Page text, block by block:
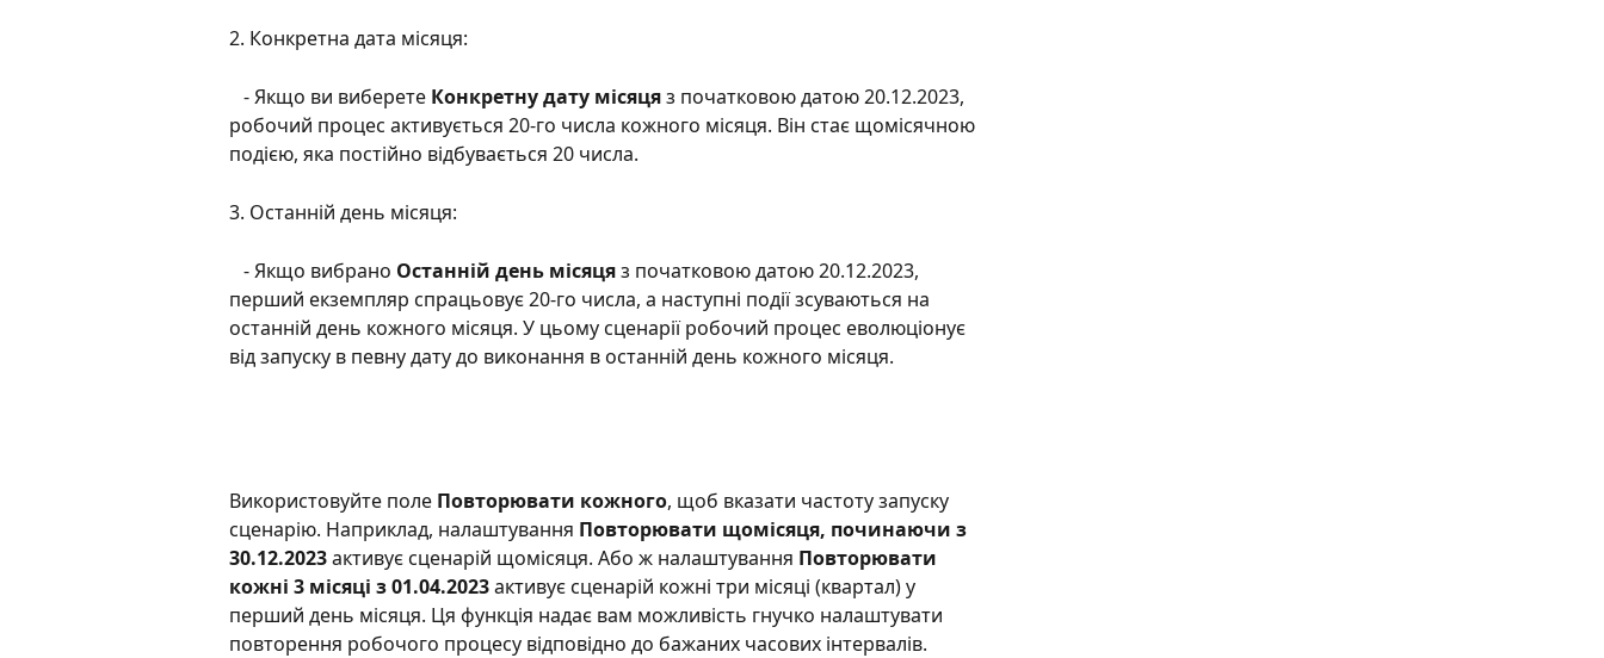
2. Конкретна дата місяця:
   - Якщо ви виберете
Конкретну дату місяця з початковою датою 20.12.2023,
робочий процес активується 20-го числа кожного місяця. Він стає щомісячною
подією, яка постійно відбувається 20 числа.
3. Останній день місяця:
   - Якщо вибрано
Останній день місяця з початковою датою 20.12.2023,
перший екземпляр спрацьовує 20-го числа, а наступні події зсуваються на
останній день кожного місяця. У цьому сценарії робочий процес еволюціонує
від запуску в певну дату до виконання в останній день кожного місяця.
Використовуйте поле Повторювати кожного, щоб вказати частоту запуску
сценарію. Наприклад, налаштування Повторювати щомісяця, починаючи з
30.12.2023 активує сценарій щомісяця. Або ж налаштування Повторювати
кожні 3 місяці з 01.04.2023 активує сценарій кожні три місяці (квартал) у
перший день місяця. Ця функція надає вам можливість гнучко налаштувати
повторення робочого процесу відповідно до бажаних часових інтервалів.